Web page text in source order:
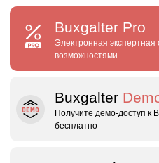
Buxgalter Pro
Электронная
возможностями
Buxgalter
Получите демо‑доступ к
бесплатно